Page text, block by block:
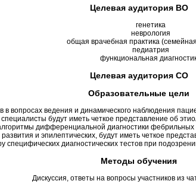
Целевая аудитория ВО
генетика
неврология
общая врачебная практика
педиатрия
функциональная
Целевая аудитория СО
Образовательные цели
вопросах ведения и динамического наблюдения
будут иметь четкое представление об
дифференциальной диагностики
и эпилептических, будут иметь четкое
диагностических тестов при
Методы обучения
Дискуссия, ответы на вопросы участников из